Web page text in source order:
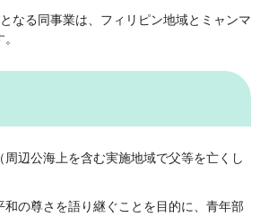
なる同事業は、フィリピン地域とミャンマ
辺公海上を含む実施地域で父等を亡くし
和の尊さを語り継ぐことを目的に、青年部